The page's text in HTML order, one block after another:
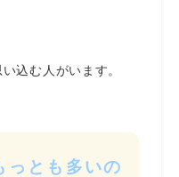
込む人がいます。
っとも多いの